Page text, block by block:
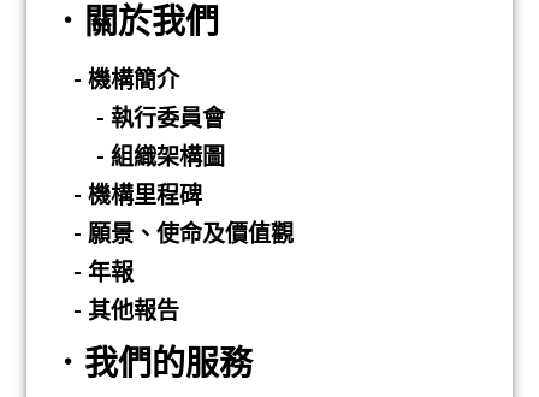
．關於我們
- 機構簡介
- 執行委員會
- 組織架構圖
- 機構里程碑
- 願景、使命及價值觀
- 年報
- 其他報告
．我們的服務